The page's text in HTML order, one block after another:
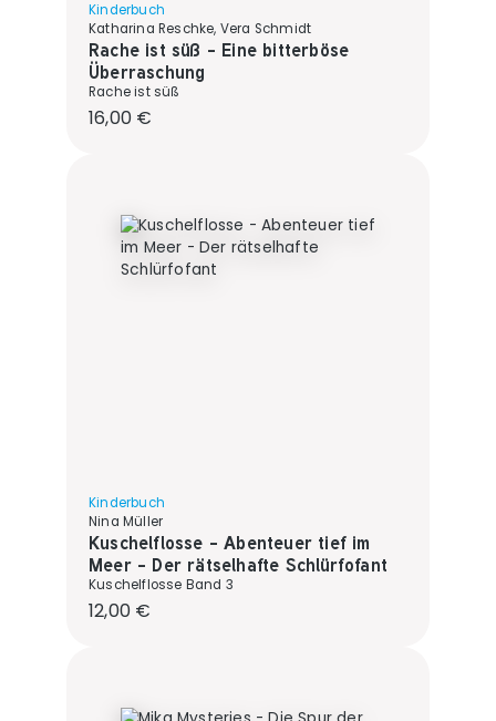
Kinderbuch
Katharina Reschke, Vera Schmidt
Rache ist süß - Eine bitterböse
Überraschung
Rache ist süß
Regulärer Preis:
16,00 €
Kinderbuch
Nina Müller
Kuschelflosse - Abenteuer tief im
Meer - Der rätselhafte Schlürfofant
Kuschelflosse Band 3
Regulärer Preis:
12,00 €